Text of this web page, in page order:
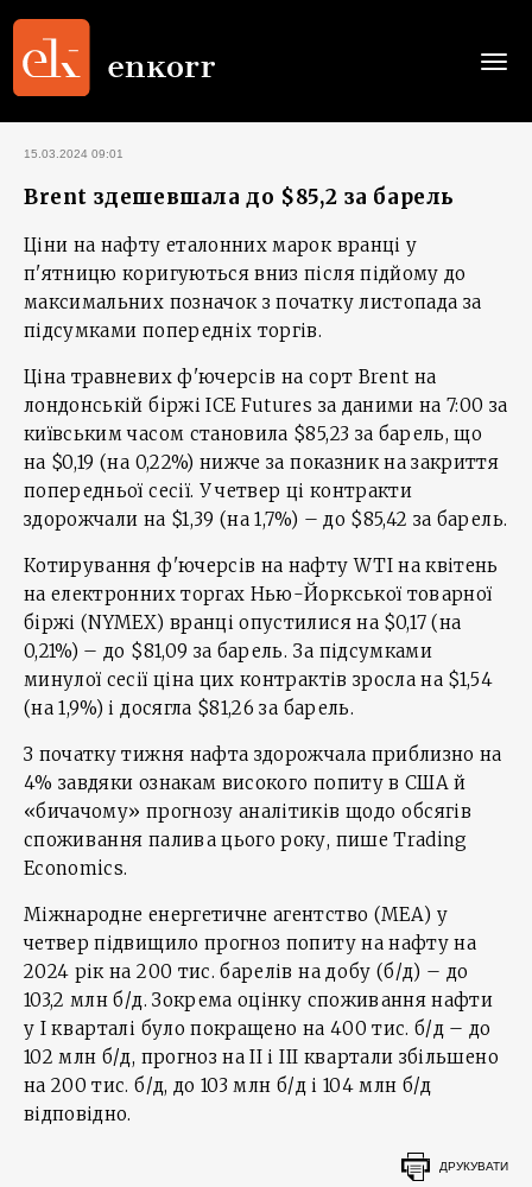
15.03.2024 09:01
Brent здешевшала до $85,2 за барель
Ціни на нафту еталонних марок вранці у
п'ятницю коригуються вниз після підйому до
максимальних позначок з початку листопада за
підсумками попередніх торгів.
Ціна травневих ф'ючерсів на сорт Brent на
лондонській біржі ICE Futures за даними на 7:00 за
київським часом становила $85,23 за барель, що
на $0,19 (на 0,22%) нижче за показник на закриття
попередньої сесії. У четвер ці контракти
здорожчали на $1,39 (на 1,7%) – до $85,42 за барель.
Котирування ф'ючерсів на нафту WTI на квітень
на електронних торгах Нью-Йоркської товарної
біржі (NYMEX) вранці опустилися на $0,17 (на
0,21%) – до $81,09 за барель. За підсумками
минулої сесії ціна цих контрактів зросла на $1,54
(на 1,9%) і досягла $81,26 за барель.
З початку тижня нафта здорожчала приблизно на
4% завдяки ознакам високого попиту в США й
«бичачому» прогнозу аналітиків щодо обсягів
споживання палива цього року, пише Trading
Economics.
Міжнародне енергетичне агентство (МЕА) у
четвер підвищило прогноз попиту на нафту на
2024 рік на 200 тис. барелів на добу (б/д) – до
103,2 млн б/д. Зокрема оцінку споживання нафти
у І кварталі було покращено на 400 тис. б/д – до
102 млн б/д, прогноз на ІІ і ІІІ квартали збільшено
на 200 тис. б/д, до 103 млн б/д і 104 млн б/д
відповідно.
ДРУКУВАТИ